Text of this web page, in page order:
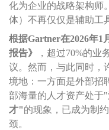
化为企业的战略架构师
体）不再仅仅是辅助工
根据Gartner在2026年1
报告》
，超过70%的
议。然而，与此同时，
境地：一方面是外部招
部海量的人才资产处于
才"的现象，已成为制
颈。